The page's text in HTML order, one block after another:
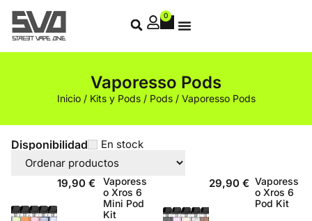
0
Vaporesso Pods
Inicio/ Kits y Pods/ Pods/ Vaporesso Pods
Disponibilidad En stock
19,90 €
Vaporess
o Xros 6
Mini Pod
Kit
29,90 € Vaporess
o Xros 6
Pod Kit